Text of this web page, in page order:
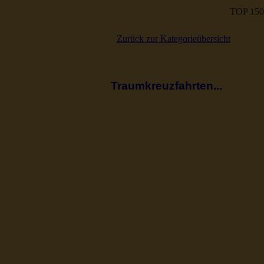
TOP
Zurück zur Kategorieübersicht
Traumkreuzfahrten...